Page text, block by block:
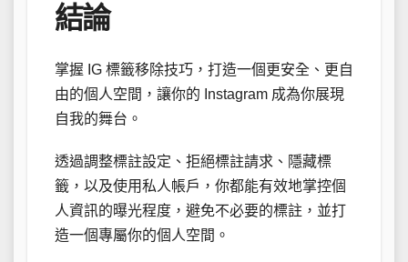
結論
掌握 IG 標籤移除技巧，打造一個更安全、更自
由的個人空間，讓你的 Instagram 成為你展現
自我的舞台。
透過調整標註設定、拒絕標註請求、隱藏標
籤，以及使用私人帳戶，你都能有效地掌控個
人資訊的曝光程度，避免不必要的標註，並打
造一個專屬你的個人空間。